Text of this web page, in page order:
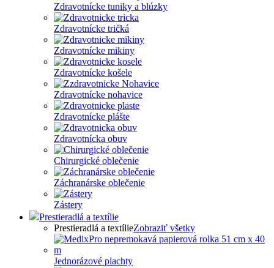
Zdravotnícke tuniky a blúzky
Zdravotnícke tričká
Zdravotnícke mikiny
Zdravotnícke košele
Zdravotnícke nohavice
Zdravotnícke plášte
Zdravotnícka obuv
Chirurgické oblečenie
Záchranárske oblečenie
Zástery
Prestieradlá a textílie
Prestieradlá a textílieZobraziť všetky
Jednorázové plachty